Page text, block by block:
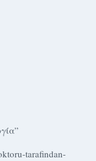
tarafindan-